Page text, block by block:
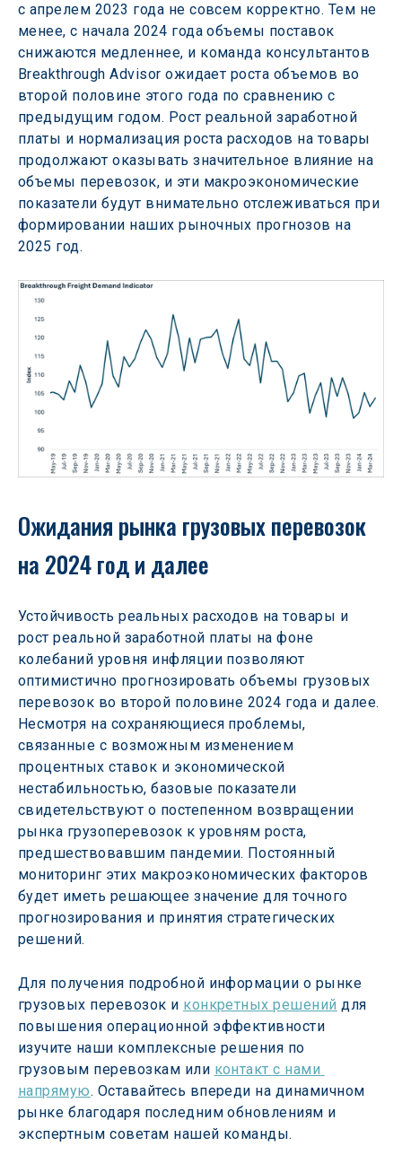
с апрелем 2023 года не совсем корректно. Тем не
менее, с начала 2024 года объемы поставок
снижаются медленнее, и команда консультантов
Breakthrough Advisor ожидает роста объемов во
второй половине этого года по сравнению с
предыдущим годом. Рост реальной заработной
платы и нормализация роста расходов на товары
продолжают оказывать значительное влияние на
объемы перевозок, и эти макроэкономические
показатели будут внимательно отслеживаться при
формировании наших рыночных прогнозов на
2025 год.
Ожидания рынка грузовых перевозок
на 2024 год и далее
Устойчивость реальных расходов на товары и
рост реальной заработной платы на фоне
колебаний уровня инфляции позволяют
оптимистично прогнозировать объемы грузовых
перевозок во второй половине 2024 года и далее.
Несмотря на сохраняющиеся проблемы,
связанные с возможным изменением
процентных ставок и экономической
нестабильностью, базовые показатели
свидетельствуют о постепенном возвращении
рынка грузоперевозок к уровням роста,
предшествовавшим пандемии. Постоянный
мониторинг этих макроэкономических факторов
будет иметь решающее значение для точного
прогнозирования и принятия стратегических
решений.
Для получения подробной информации о рынке
грузовых перевозок и конкретных решений для
повышения операционной эффективности
изучите наши комплексные решения по
грузовым перевозкам или контакт с нами
напрямую. Оставайтесь впереди на динамичном
рынке благодаря последним обновлениям и
экспертным советам нашей команды.